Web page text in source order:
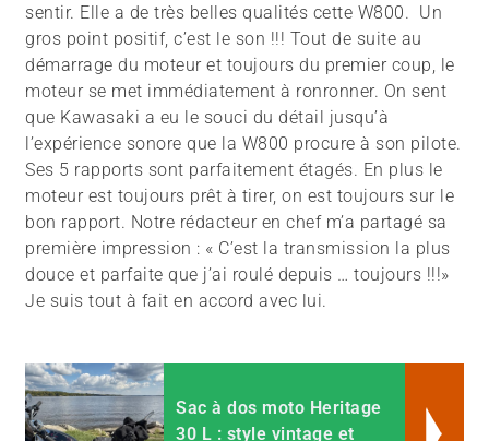
sentir. Elle a de très belles qualités cette W800. Un
gros point positif, c’est le son !!! Tout de suite au
démarrage du moteur et toujours du premier coup, le
moteur se met immédiatement à ronronner. On sent
que Kawasaki a eu le souci du détail jusqu’à
l’expérience sonore que la W800 procure à son pilote.
Ses 5 rapports sont parfaitement étagés. En plus le
moteur est toujours prêt à tirer, on est toujours sur le
bon rapport. Notre rédacteur en chef m’a partagé sa
première impression : « C’est la transmission la plus
douce et parfaite que j’ai roulé depuis … toujours !!!»
Je suis tout à fait en accord avec lui.
Sac à dos moto Heritage
30 L : style vintage et